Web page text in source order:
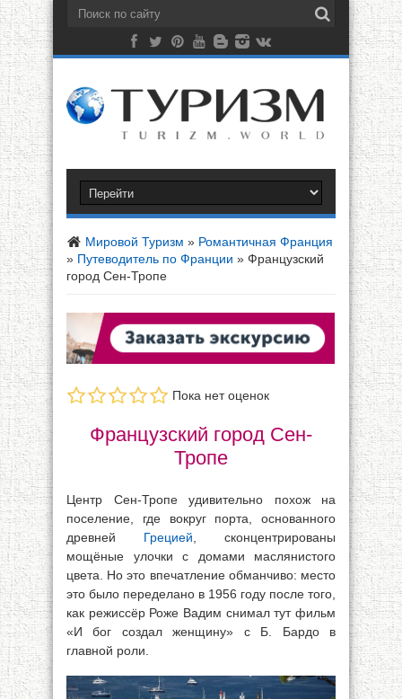
Мировой Туризм » Романтичная Франция
» Путеводитель по Франции » Французский
город Сен-Тропе
Пока нет оценок
Французский город Сен-
Тропе
Центр Сен-Тропе удивительно похож на
поселение, где вокруг порта, основанного
древней Грецией, сконцентрированы
мощёные улочки с домами маслянистого
цвета. Но это впечатление обманчиво: место
это было переделано в 1956 году после того,
как режиссёр Роже Вадим снимал тут фильм
«И бог создал женщину» с Б. Бардо в
главной роли.